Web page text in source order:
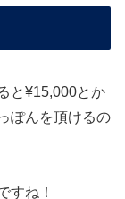
と¥15,000とか
ぽんを頂けるの
すね！